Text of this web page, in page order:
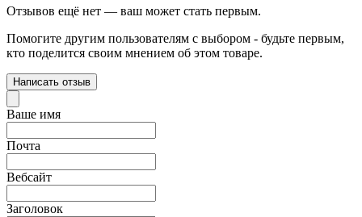
Отзывов ещё нет — ваш может стать первым.
Помогите другим пользователям с выбором - будьте первым,
кто поделится своим мнением об этом товаре.
Написать отзыв
Ваше имя
Почта
Вебсайт
Заголовок